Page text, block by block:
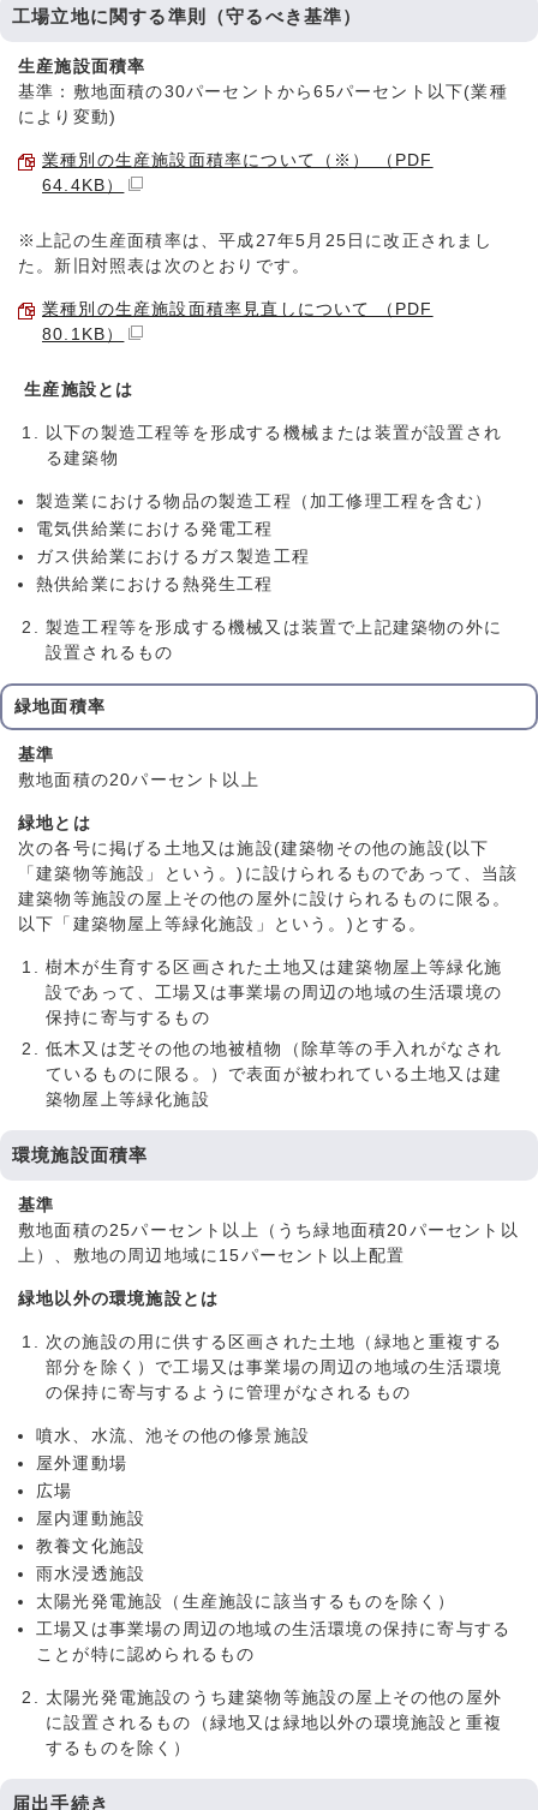
工場立地に関する準則（守るべき基準）
生産施設面積率
基準：敷地面積の30パーセントから65パーセント以下(業種
により変動)
業種別の生産施設面積率について（※） （PDF
64.4KB）
※上記の生産面積率は、平成27年5月25日に改正されまし
た。新旧対照表は次のとおりです。
業種別の生産施設面積率見直しについて （PDF
80.1KB）
生産施設とは
以下の製造工程等を形成する機械または装置が設置され
る建築物
製造業における物品の製造工程（加工修理工程を含む）
電気供給業における発電工程
ガス供給業におけるガス製造工程
熱供給業における熱発生工程
製造工程等を形成する機械又は装置で上記建築物の外に
設置されるもの
緑地面積率
基準
敷地面積の20パーセント以上
緑地とは
次の各号に掲げる土地又は施設(建築物その他の施設(以下
「建築物等施設」という。)に設けられるものであって、当該
建築物等施設の屋上その他の屋外に設けられるものに限る。
以下「建築物屋上等緑化施設」という。)とする。
樹木が生育する区画された土地又は建築物屋上等緑化施
設であって、工場又は事業場の周辺の地域の生活環境の
保持に寄与するもの
低木又は芝その他の地被植物（除草等の手入れがなされ
ているものに限る。）で表面が被われている土地又は建
築物屋上等緑化施設
環境施設面積率
基準
敷地面積の25パーセント以上（うち緑地面積20パーセント以
上）、敷地の周辺地域に15パーセント以上配置
緑地以外の環境施設とは
次の施設の用に供する区画された土地（緑地と重複する
部分を除く）で工場又は事業場の周辺の地域の生活環境
の保持に寄与するように管理がなされるもの
噴水、水流、池その他の修景施設
屋外運動場
広場
屋内運動施設
教養文化施設
雨水浸透施設
太陽光発電施設（生産施設に該当するものを除く）
工場又は事業場の周辺の地域の生活環境の保持に寄与する
ことが特に認められるもの
太陽光発電施設のうち建築物等施設の屋上その他の屋外
に設置されるもの（緑地又は緑地以外の環境施設と重複
するものを除く）
届出手続き